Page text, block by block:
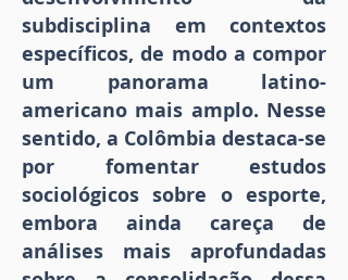
subdisciplina em contextos
específicos, de modo a compor
um panorama latino-
americano mais amplo. Nesse
sentido, a Colômbia destaca-se
por fomentar estudos
sociológicos sobre o esporte,
embora ainda careça de
análises mais aprofundadas